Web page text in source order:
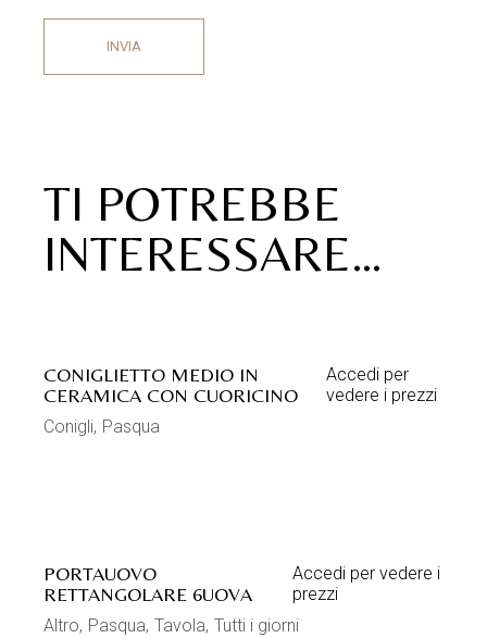
INVIA
TI POTREBBE
INTERESSARE…
CONIGLIETTO MEDIO IN
CERAMICA CON CUORICINO
Accedi per
vedere i prezzi
Conigli Pasqua
PORTAUOVO
RETTANGOLARE 6UOVA
Accedi per vedere i
prezzi
Altro Pasqua Tavola Tutti i giorni